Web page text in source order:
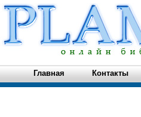
Главная Контакты